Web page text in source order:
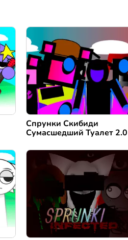
Отмена
Спрунки Скибиди
Сумасшедший Туалет 2.0